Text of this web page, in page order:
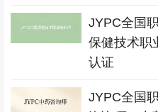
JYPC全国
保健技术职
认证
JYPC全国